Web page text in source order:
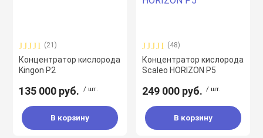
(21)
Концентратор кислорода
Kingon P2
135 000 руб. / шт.
В корзину
(48)
Концентратор кислорода
Scaleo HORIZON Р5
249 000 руб. / шт.
В корзину